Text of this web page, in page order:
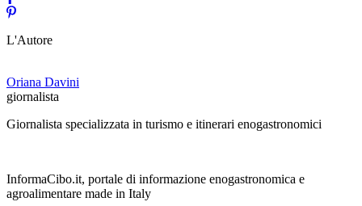
L'Autore
Oriana Davini
giornalista
Giornalista specializzata in turismo e itinerari enogastronomici
InformaCibo.it, portale di informazione enogastronomica e
agroalimentare made in Italy